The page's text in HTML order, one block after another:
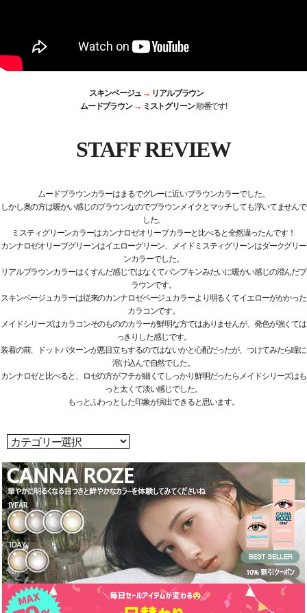
スキンベージュ → リアルブラウン
ムードブラウン→ ミストグリーン順番です!
STAFF REVIEW
ムードブラウンカラーはまるでグレーに近いブラウンカラーでした。
しかし奥の方は暖かい感じのブラウンなのでブラウンメイクとマッチしても浮いてませんで
した。
ミスティグリーンカラーはカンナロゼオリーブカラーと比べると全然違ったんです！
カンナロゼオリーブグリーンはイエローグリーン、メイドミスティグリーンはダークグリー
ンカラーでした。
リアルブラウンカラーはくすんだ感じではなくてパンプキンみたいに暖かい感じの澄んだブ
ラウンです。
スキンベージュカラーは従来のカンナロゼベージュカラーより明るくてイエローがかかった
カラコンです。
メイドシリーズはカラコンそのもののカラーが鮮明な方ではありませんが、発色が強くては
っきりした感じです。
装着の前、ドットパターンが悪目立ちするのではないかと心配だったが、つけてみたら瞳に
溶け込んで自然でした。
カンナロゼと比べると、ロゼの方がフチが細くてしっかり鮮明だったらメイドシリーズはも
っと太くて淡い感じでした。
もっとふわっとした印象が演出できると思います。